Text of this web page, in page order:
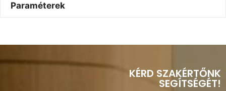
Paraméterek
KÉRD SZAKÉRTŐNK
SEGÍTSÉGÉT!